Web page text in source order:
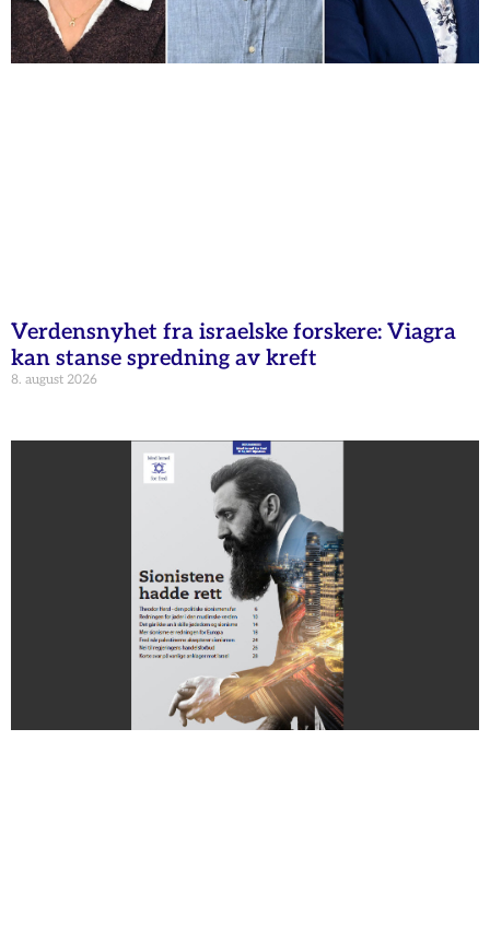
Verdensnyhet fra israelske forskere: Viagra
kan stanse spredning av kreft
8. august 2026